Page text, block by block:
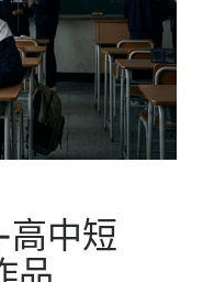
高中短